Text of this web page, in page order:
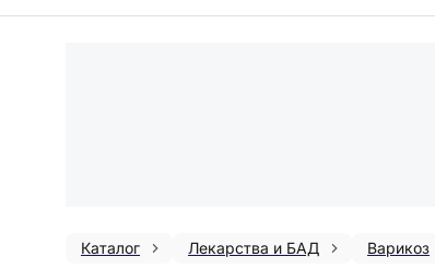
Каталог Лекарства и БАД Варикоз